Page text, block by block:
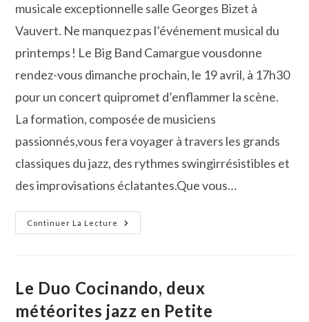
musicale exceptionnelle salle Georges Bizet à
Vauvert. Ne manquez pas l’événement musical du
printemps ! Le Big Band Camargue vousdonne
rendez-vous dimanche prochain, le 19 avril, à 17h30
pour un concert quipromet d’enflammer la scène.
La formation, composée de musiciens
passionnés,vous fera voyager à travers les grands
classiques du jazz, des rythmes swingirrésistibles et
des improvisations éclatantes.Que vous…
Continuer La Lecture
Le
Big
Dimanche
Prochain
Le Duo Cocinando, deux
météorites jazz en Petite